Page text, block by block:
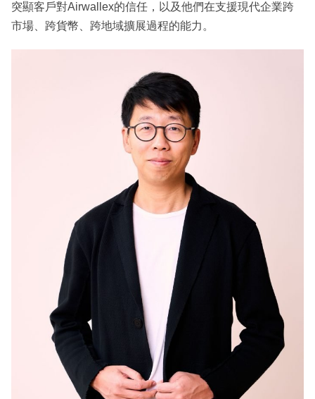
突顯客戶對Airwallex的信任，以及他們在支援現代企業跨
市場、跨貨幣、跨地域擴展過程的能力。